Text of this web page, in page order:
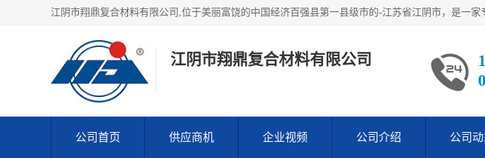
江阴市翔鼎复合材料有限公司
公司首页 供应商机 企业视频 公司介绍 公司